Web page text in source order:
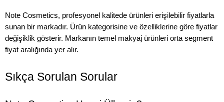
Note Cosmetics, profesyonel kalitede ürünleri erişilebilir fiyatlarla
sunan bir markadır. Ürün kategorisine ve özelliklerine göre fiyatlar
değişiklik gösterir. Markanın temel makyaj ürünleri orta segment
fiyat aralığında yer alır.
Sıkça Sorulan Sorular